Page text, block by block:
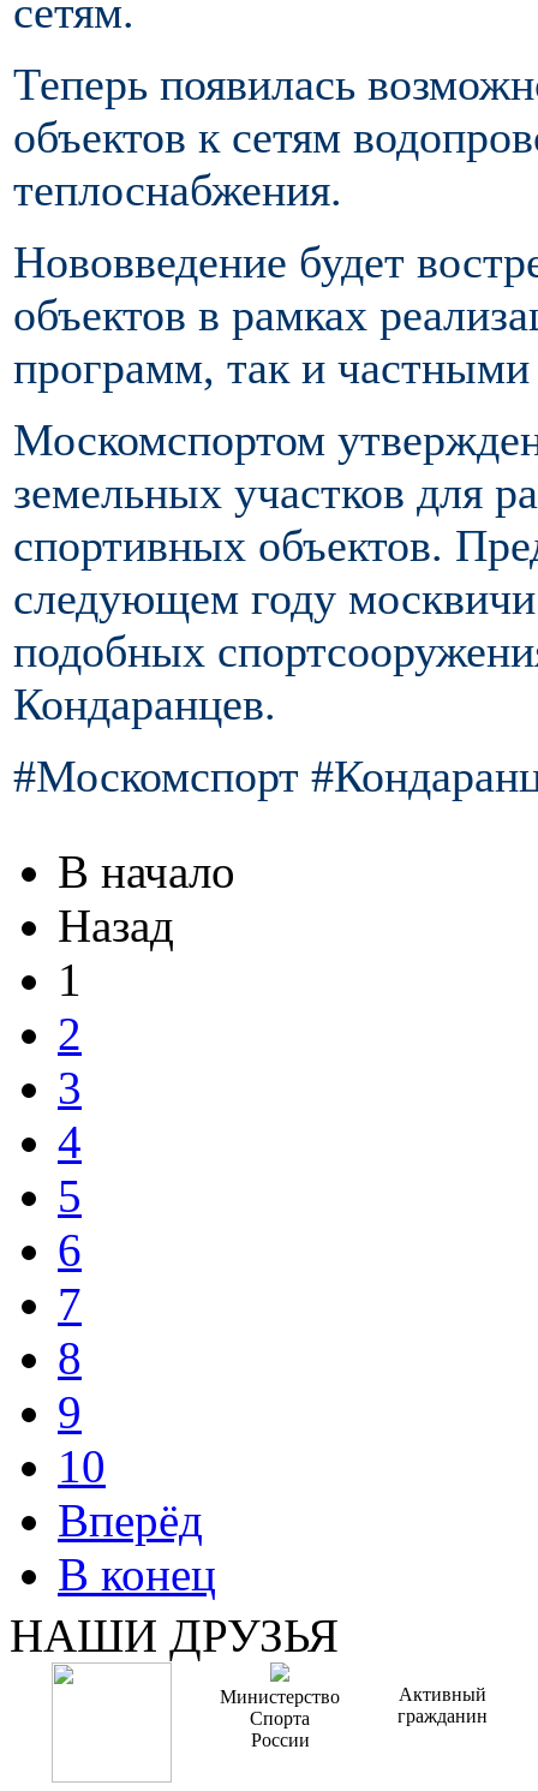
сетям.
Теперь появилась
объектов к сетям
теплоснабжения.
Нововведение будет
объектов в рамках
программ, так и
Москомспортом
земельных участков для
спортивных объектов.
следующем году
подобных
Кондаранцев.
#Москомспорт
В начало
Назад
1
2
3
4
5
6
7
8
9
10
Вперёд
В конец
НАШИ ДРУЗЬЯ
Министерство
Спорта
России
Активный
гражданин